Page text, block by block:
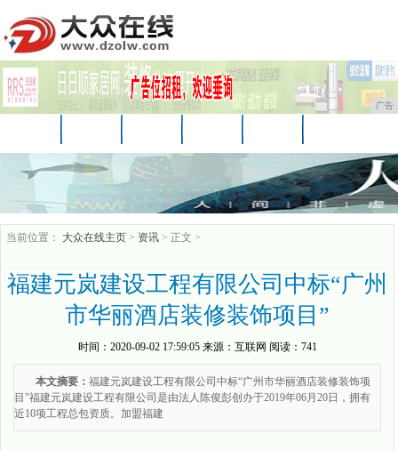
广告
企业 游戏
当前位置： 大众在线主页 > 资讯 > 正文 >
福建元岚建设工程有限公司中标“广州
市华丽酒店装修装饰项目”
时间： 2020-09-02 17:59:05来源： 互联网 阅读：741
本文摘要： 福建元岚建设工程有限公司中标“广州市华丽酒店装修装饰项
目”福建元岚建设工程有限公司是由法人陈俊彭创办于2019年06月20日，拥有
近10项工程总包资质。加盟福建